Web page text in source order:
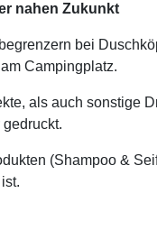
nahen Zukunkt
bei
Campingplatz.
als auch sonstige
(Shampoo &